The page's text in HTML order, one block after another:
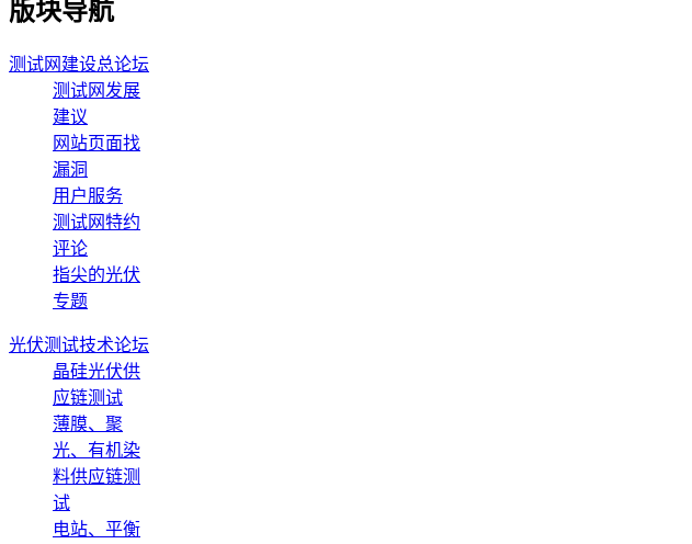
版块导航
测试网建设总论坛
测试网发展
建议
网站页面找
漏洞
用户服务
测试网特约
评论
指尖的光伏
专题
光伏测试技术论坛
晶硅光伏供
应链测试
薄膜、聚
光、有机染
料供应链测
试
电站、平衡